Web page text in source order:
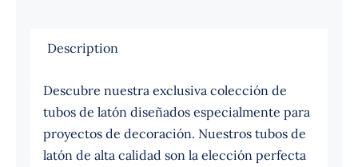
Description
Descubre nuestra exclusiva colección de
tubos de latón diseñados especialmente para
proyectos de decoración. Nuestros tubos de
latón de alta calidad son la elección perfecta